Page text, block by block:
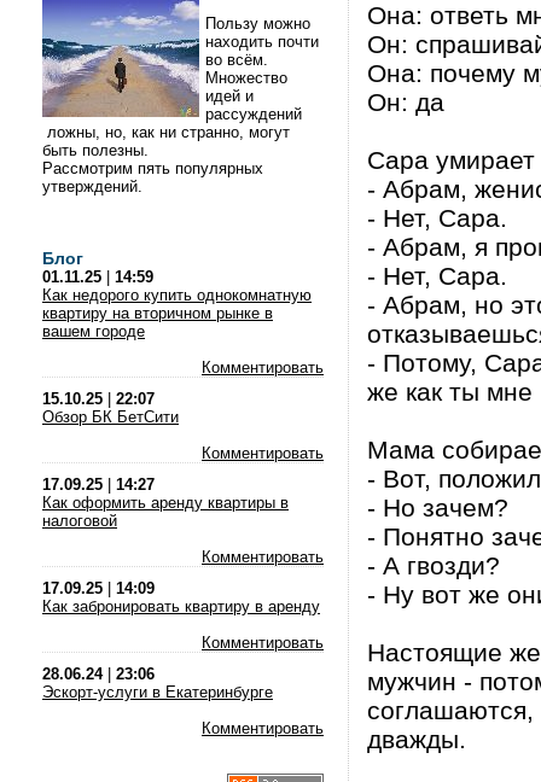
Пользу можно
находить почти
во всём.
Множество
идей и
рассуждений
ложны, но, как ни странно, могут
быть полезны.
Рассмотрим пять популярных
утверждений.
Блог
01.11.25
14:59
Как недорого купить однокомнатную
квартиру на вторичном рынке в
вашем городе
Комментировать
15.10.25
22:07
Обзор БК БетСити
Комментировать
17.09.25
14:27
Как оформить аренду квартиры в
налоговой
Комментировать
17.09.25
14:09
Как забронировать квартиру в аренду
Комментировать
28.06.24| 23:06
Эскорт-услуги в Екатеринбурге
Комментировать
Она: ответь
Он:
Она: почему
Он: да
Сара умирает
- Абрам,
- Нет, Сара.
- Абрам, я
- Нет, Сара.
- Абрам, но
- Потому,
же как ты
Мама
- Вот,
- Но зачем?
- Понятно
- А гвозди?
- Ну вот же
Настоящие
мужчин -
соглашаются,
дважды.